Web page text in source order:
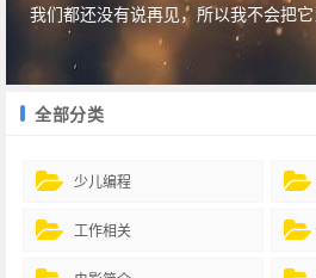
我们都还没有说再见，所以我不会把它
全部分类
少儿编程
工作相关